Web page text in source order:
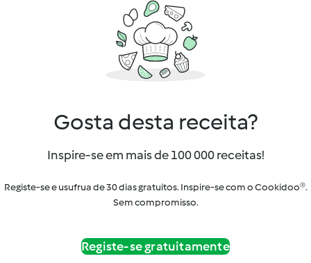
Gosta desta receita?
Inspire-se em mais de 100 000 receitas!
Registe-se e usufrua de 30 dias gratuitos. Inspire-se com o Cookidoo®.
Sem compromisso.
Registe-se gratuitamente